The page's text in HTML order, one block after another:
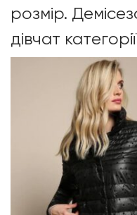
розмір.
дівчат